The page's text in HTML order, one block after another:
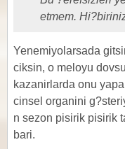
etmem.
Yenemiyolarsada
ciksin, o meloyu
kazanirlarda onu
cinsel organini
n sezon pisirik pisirik
bari.